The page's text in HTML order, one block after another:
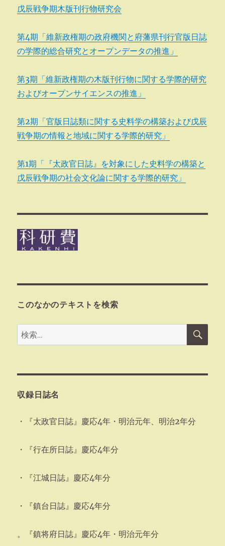
戊辰戦争期木版刊行物研究会
第4期「維新政権期の政府機関と府藩県刊行官版日誌
の学際的総合研究とオープンデータの推進」
第3期「維新政権期の木版刊行物に関する学際的研究
およびオープンサイエンスの推進」
第2期「官版日誌類に関する史料学の構築および戊辰
戦争期の情報と地域に関する学際的研究」
第1期「『太政官日誌』を対象にした史料学の構築と
戊辰戦争期の社会文化論に関する学際的研究」
このなかのテキストを検索
検
索:
検
収録日誌名
・『太政官日誌』慶応4年・明治元年、明治2年分
・『行在所日誌』慶応4年分
・『江城日誌』慶応4年分
・『鎮台日誌』慶応4年分
。『鎮将府日誌』慶応4年・明治元年分